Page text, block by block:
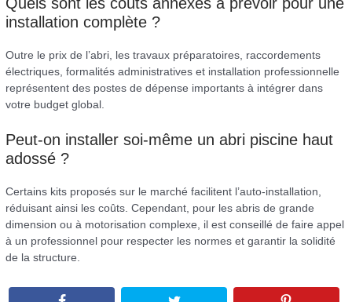
installation complète ?
Outre le prix de l’abri, les travaux préparatoires, raccordements
électriques, formalités administratives et installation professionnelle
représentent des postes de dépense importants à intégrer dans
votre budget global.
Peut-on installer soi-même un abri piscine haut
adossé ?
Certains kits proposés sur le marché facilitent l’auto-installation,
réduisant ainsi les coûts. Cependant, pour les abris de grande
dimension ou à motorisation complexe, il est conseillé de faire appel
à un professionnel pour respecter les normes et garantir la solidité
de la structure.